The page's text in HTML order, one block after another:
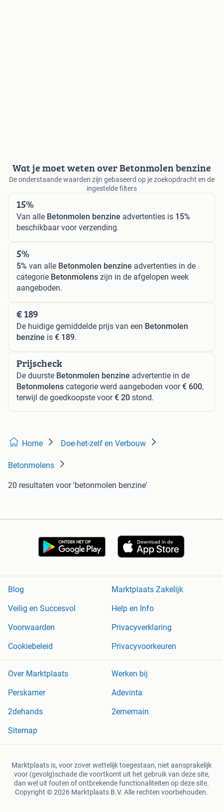
Wat je moet weten over Betonmolen benzine
De onderstaande waarden zijn gebaseerd op je zoekopdracht en de
ingestelde filters
15%
Van alle Betonmolen benzine advertenties is 15%
beschikbaar voor verzending.
5%
5% van alle Betonmolen benzine advertenties in de
categorie Betonmolens zijn in de afgelopen week
aangeboden.
€ 189
De huidige gemiddelde prijs van een Betonmolen
benzine is € 189.
Prijscheck
De duurste Betonmolen benzine advertentie in de
Betonmolens categorie werd aangeboden voor€ 600,
terwijl de goedkoopste voor€ 20 stond.
Home Doe-het-zelf en Verbouw
Betonmolens
20 resultaten voor 'betonmolen benzine'
Blog
Marktplaats Zakelijk
Veilig en Succesvol
Help en Info
Voorwaarden
Privacyverklaring
Cookiebeleid
Privacyvoorkeuren
Over Marktplaats
Werken bij
Perskamer
Adevinta
2dehands
2ememain
Sitemap
Marktplaats is, voor zover wettelijk toegestaan, niet aansprakelijk
voor (gevolg)schade die voortkomt uit het gebruik van deze site,
dan wel uit fouten of ontbrekende functionaliteiten op deze site.
Copyright © 2026 Marktplaats B.V. Alle rechten voorbehouden.